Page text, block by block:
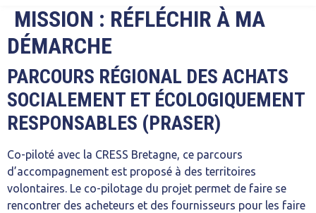
MISSION : RÉFLÉCHIR À MA
DÉMARCHE
PARCOURS RÉGIONAL DES ACHATS
SOCIALEMENT ET ÉCOLOGIQUEMENT
RESPONSABLES (PRASER)
Co-piloté avec la CRESS Bretagne, ce parcours
d’accompagnement est proposé à des territoires
volontaires. Le co-pilotage du projet permet de faire se
rencontrer des acheteurs et des fournisseurs pour les faire